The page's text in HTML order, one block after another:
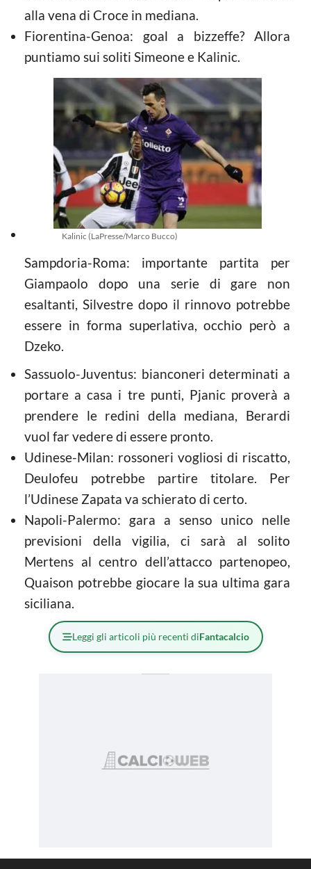
alla vena di Croce in mediana.
Fiorentina-Genoa: goal a bizzeffe? Allora
puntiamo sui soliti Simeone e Kalinic.
Kalinic (LaPresse/Marco Bucco)
Sampdoria-Roma: importante partita per
Giampaolo dopo una serie di gare non
esaltanti, Silvestre dopo il rinnovo potrebbe
essere in forma superlativa, occhio però a
Dzeko.
Sassuolo-Juventus: bianconeri determinati a
portare a casa i tre punti, Pjanic proverà a
prendere le redini della mediana, Berardi
vuol far vedere di essere pronto.
Udinese-Milan: rossoneri vogliosi di riscatto,
Deulofeu potrebbe partire titolare. Per
l’Udinese Zapata va schierato di certo.
Napoli-Palermo: gara a senso unico nelle
previsioni della vigilia, ci sarà al solito
Mertens al centro dell’attacco partenopeo,
Quaison potrebbe giocare la sua ultima gara
siciliana.
Leggi gli articoli più recenti diFantacalcio